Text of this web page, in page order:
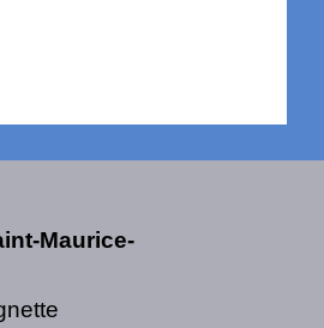
Maurice-